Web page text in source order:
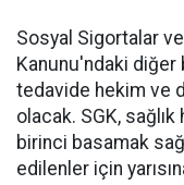
Sosyal Sigortalar
Kanunu'ndaki diğer
tedavide hekim ve
olacak. SGK, sağlık
birinci basamak
edilenler için